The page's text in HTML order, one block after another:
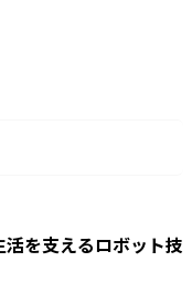
を支えるロボット技